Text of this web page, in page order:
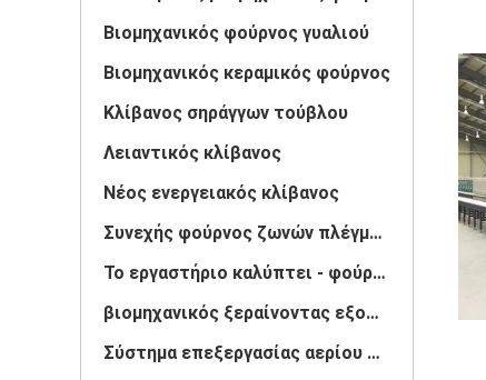
Βιομηχανικός φούρνος γυαλιού
Βιομηχανικός κεραμικός φούρνος
Κλίβανος σηράγγων τούβλου
Λειαντικός κλίβανος
Νέος ενεργειακός κλίβανος
Συνεχής φούρνος ζωνών πλέγματος
Το εργαστήριο καλύπτει - φούρνος
βιομηχανικός ξεραίνοντας εξοπλισμός
Σύστημα επεξεργασίας αερίου σωλήνων